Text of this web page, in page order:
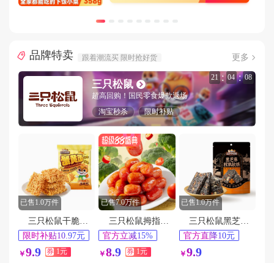
用户158****3813在2分钟前下单成功
用户139****9869在7分钟前下单成功
用户189****7140在4分钟前下单成功
用户185****7372在4分钟前下单成功
用户157****9023在4分钟前下单成功
用户189****2134在9分钟前下单成功
用户178****1556在5分钟前下单成功
用户153****3009在7分钟前下单成功
用户157****6907在3分钟前下单成功
用户189****1475在1分钟前下单成功
用户155****4745在9分钟前下单成功
用户150****4864在4分钟前下单成功
用户130****2052在6分钟前下单成功
品牌特卖 跟着潮流买 限时抢好货 更多
三只松鼠
超高回购！国民零食爆款返场
淘宝秒杀
限时补贴
21 : 04 : 05
已售1.0万件
三只松鼠干脆面蟹黄味14g*32包
限时补贴10.97元
淘金币频道抵扣
1.19元
￥9.9 券 1元
已售7.0万件
三只松鼠拇指小肉肠20包
官方立减15%
今日热卖前十
￥8.9 券 1元
已售1.0万件
三只松鼠黑芝麻核桃软糕210g
官方直降10元
淘金币频道抵扣
￥9.9